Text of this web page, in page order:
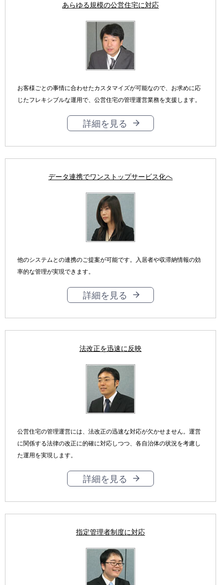
あらゆる規模の公営住宅に対応
お客様ごとの事情に合わせたカスタマイズが可能なので、お求めに応
じたフレキシブルな運用で、公営住宅の管理運営業務を支援します。
詳細を見る
データ連携でワンストップサービス化へ
他のシステムとの連携のご提案が可能です。入居者や収滞納情報の効
率的な管理が実現できます。
詳細を見る
法改正を迅速に反映
公営住宅の管理運営には、法改正の迅速な対応が欠かせません。運営
に関係する法律の改正に的確に対応しつつ、各自治体の状況を考慮し
た運用を実現します。
詳細を見る
指定管理者制度に対応